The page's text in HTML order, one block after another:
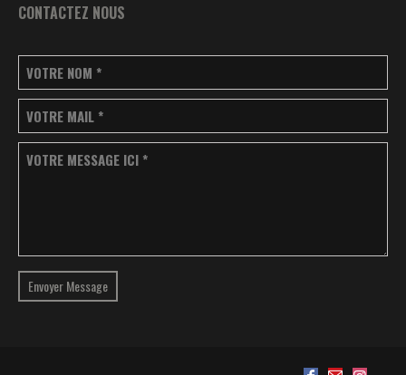
CONTACTEZ NOUS
VOTRE NOM *
VOTRE MAIL *
VOTRE MESSAGE ICI *
Envoyer Message